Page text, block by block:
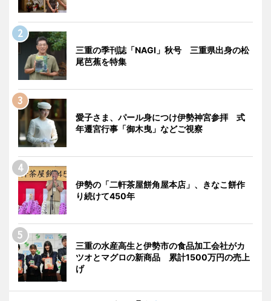
三重の季刊誌「NAGI」秋号 三重県出身の松
尾芭蕉を特集
愛子さま、パール身につけ伊勢神宮参拝 式
年遷宮行事「御木曳」などご視察
伊勢の「二軒茶屋餅角屋本店」、きなこ餅作
り続けて450年
三重の水産高生と伊勢市の食品加工会社がカ
ツオとマグロの新商品 累計1500万円の売上
げ